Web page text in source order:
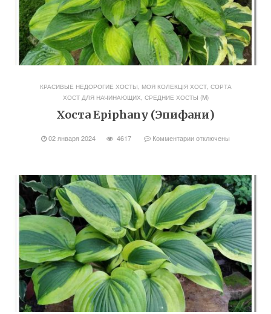
КРАСИВЫЕ НЕДОРОГИЕ ХОСТЫ МОЯ КОЛЕКЦІЯ ХОСТ, СОРТА
ХОСТ ДЛЯ НАЧИНАЮЩИХ СРЕДНИЕ ХОСТЫ (M)
Хоста Epiphany (Эпифани)
02 января 2024 4617 Комментарииотключены